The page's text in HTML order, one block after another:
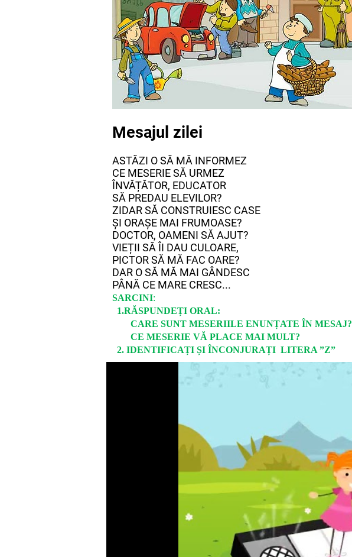
Mesajul zilei
ASTĂZI O SĂ MĂ INFORMEZ
CE MESERIE SĂ URMEZ
ÎNVĂȚĂTOR, EDUCATOR
SĂ PREDAU ELEVILOR?
ZIDAR SĂ CONSTRUIESC CASE
ȘI ORAȘE MAI FRUMOASE?
DOCTOR, OAMENI SĂ AJUT?
VIEȚII SĂ ÎI DAU CULOARE,
PICTOR SĂ MĂ FAC OARE?
DAR O SĂ MĂ MAI GÂNDESC
PÂNĂ CE MARE CRESC...
SARCINI:
1.RĂSPUNDEȚI ORAL:
CARE SUNT MESERIILE ENUNȚATE ÎN MESAJ?
CE MESERIE VĂ PLACE MAI MULT?
2. IDENTIFICAȚI ȘI ÎNCONJURAȚI LITERA ”Z”